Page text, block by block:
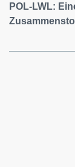
POL-LWL: